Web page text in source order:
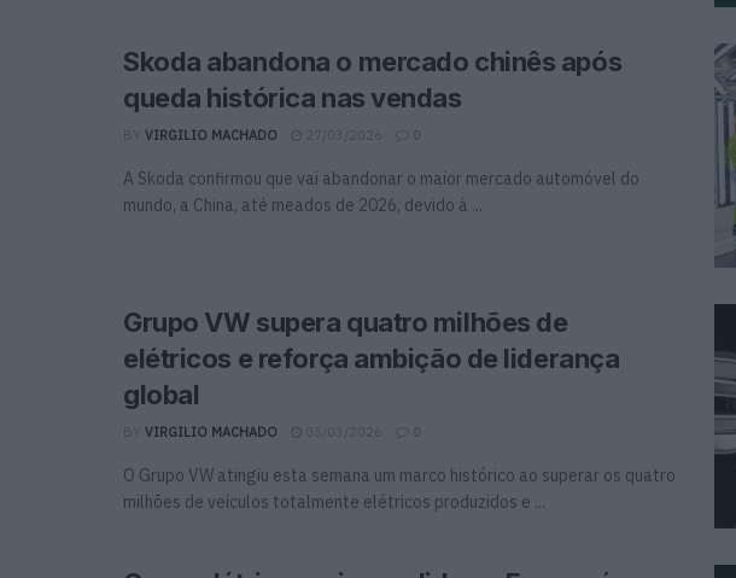
Skoda abandona o mercado chinês após
queda histórica nas vendas
BY VIRGILIO MACHADO 27/03/2026 0
A Skoda confirmou que vai abandonar o maior mercado automóvel do
mundo, a China, até meados de 2026, devido à ...
Grupo VW supera quatro milhões de
elétricos e reforça ambição de liderança
global
BY VIRGILIO MACHADO 0
O Grupo VW atingiu esta semana um marco histórico ao superar os quatro
milhões de veículos totalmente elétricos produzidos e ...